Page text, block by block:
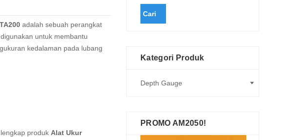
adalah sebuah perangkat
untuk membantu
kedalaman pada lubang
produk Alat Ukur
Cari
Kategori Produk
PROMO AM2050!